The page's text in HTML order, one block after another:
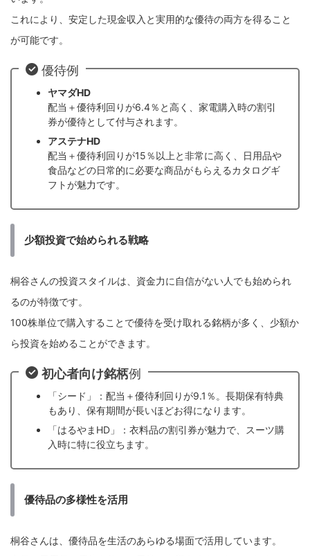
これにより、安定した現金収入と実用的な優待の両方を得ること
が可能です。
優待例
ヤマダHD
配当＋優待利回りが6.4％と高く、家電購入時の割引
券が優待として付与されます。
アステナHD
配当＋優待利回りが15％以上と非常に高く、日用品や
食品などの日常的に必要な商品がもらえるカタログギ
フトが魅力です。
少額投資で始められる戦略
桐谷さんの投資スタイルは、資金力に自信がない人でも始められ
るのが特徴です。
100株単位で購入することで優待を受け取れる銘柄が多く、少額か
ら投資を始めることができます。
初心者向け銘柄例
「シード」：配当＋優待利回りが9.1％。長期保有特典
もあり、保有期間が長いほどお得になります。
「はるやまHD」：衣料品の割引券が魅力で、スーツ購
入時に特に役立ちます。
優待品の多様性を活用
桐谷さんは、優待品を生活のあらゆる場面で活用しています。